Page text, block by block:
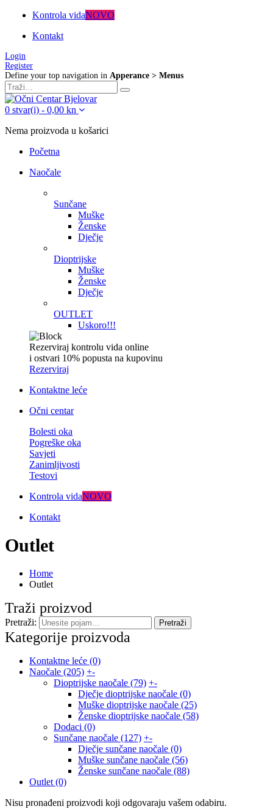
Kontrola vidaNOVO
Kontakt
Login
Register
Define your top navigation in Apperance > Menus
0 stvar(i) - 0,00 kn
Nema proizvoda u košarici
Početna
Naočale
Sunčane
Muške
Ženske
Dječje
Dioptrijske
Muške
Ženske
Dječje
OUTLET
Uskoro!!!
Rezerviraj kontrolu vida online
i ostvari 10% popusta na kupovinu
Rezerviraj
Kontaktne leće
Očni centar
Bolesti oka
Pogreške oka
Savjeti
Zanimljivosti
Testovi
Kontrola vidaNOVO
Kontakt
Outlet
Home
Outlet
Traži proizvod
Pretraži:
Kategorije proizvoda
Kontaktne leće (0)
Naočale (205) +-
Dioptrijske naočale (79) +-
Dječje dioptrijske naočale (0)
Muške dioptrijske naočale (25)
Ženske dioptrijske naočale (58)
Dodaci (0)
Sunčane naočale (127) +-
Dječje sunčane naočale (0)
Muške sunčane naočale (56)
Ženske sunčane naočale (88)
Outlet (0)
Nisu pronađeni proizvodi koji odgovaraju vašem odabiru.